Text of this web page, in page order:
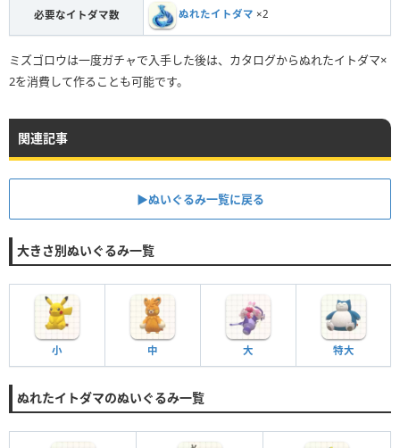
必要なイトダマ数 ぬれたイトダマ ×2
ミズゴロウは一度ガチャで入手した後は、カタログからぬれたイトダマ×
2を消費して作ることも可能です。
関連記事
▶︎ぬいぐるみ一覧に戻る
大きさ別ぬいぐるみ一覧
小 中 大 特大
ぬれたイトダマのぬいぐるみ一覧